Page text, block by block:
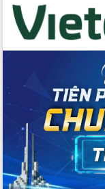
Chuyển đổi số thư viện:
không gian tri thức trong
Đánh giá, rút kinh nghiệm
chức diễn tập trước ngày
Chương trình “Gặp gỡ hữu
Friendship Meeting New
Bầu cử Quốc hội và
Lắk gửi gắm niềm tin, kỳ
phiếu
Đắk Lắk sẵn sàng các
Ngày hội bầu cử đại biểu
khóa XVI và HĐND các cấp